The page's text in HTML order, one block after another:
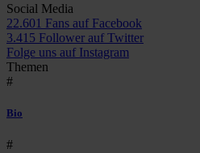
Social Media
22.601 Fans auf Facebook
3.415 Follower auf Twitter
Folge uns auf Instagram
Themen
#
Bio
#